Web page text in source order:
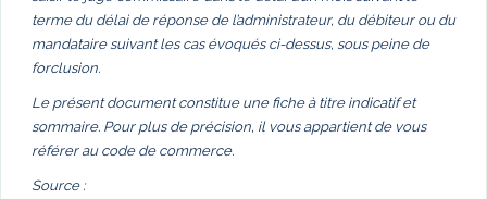
terme du délai de réponse de l’administrateur, du débiteur ou du
mandataire suivant les cas évoqués ci-dessus, sous peine de
forclusion.
Le présent document constitue une fiche à titre indicatif et
sommaire. Pour plus de précision, il vous appartient de vous
référer au code de commerce.
Source :